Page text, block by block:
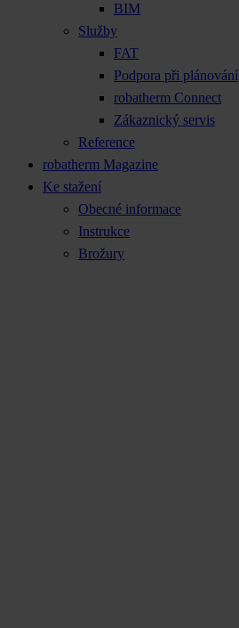
BIM
Služby
FAT
Podpora při plánování
robatherm Connect
Zákaznický servis
Reference
robatherm Magazine
Ke stažení
Obecné informace
Instrukce
Brožury